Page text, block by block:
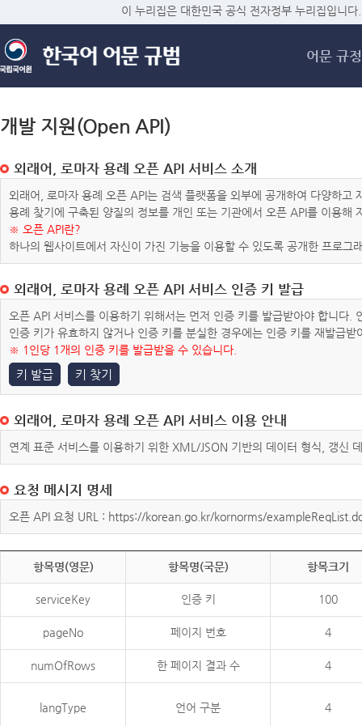
메
이 누리집은 대한민국 공식 전자정부 누리집입니다.
어문 규정
개발 지원(Open API)
외래어, 로마자 용례 오픈 API 서비스 소개
외래어, 로마자 용례 오픈 API는 검색 플랫폼을 외부에 공개하여 다양하
용례 찾기에 구축된 양질의 정보를 개인 또는 기관에서 오픈 API를 이용해
※ 오픈 API란?
하나의 웹사이트에서 자신이 가진 기능을 이용할 수 있도록 공개한 프로그
외래어, 로마자 용례 오픈 API 서비스 인증 키 발급
오픈 API 서비스를 이용하기 위해서는 먼저 인증 키를 발급받아야 합니다
인증 키가 유효하지 않거나 인증 키를 분실한 경우에는 인증 키를 재발급받
※ 1인당 1개의 인증 키를 발급받을 수 있습니다.
키 발급 키 찾기
외래어, 로마자 용례 오픈 API 서비스 이용 안내
연계 표준 서비스를 이용하기 위한 XML/JSON 기반의 데이터 형식, 갱신
요청 메시지 명세
오픈 API 요청 URL : https://korean.go.kr/kornorms/
항목명(영문) 항목명(국문) 항목크기
serviceKey 인증 키 100
pageNo 페이지 번호 4
numOfRows 한 페이지 결과 수 4
langType 언어 구분 4